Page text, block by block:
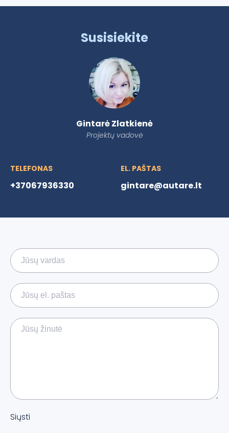
Susisiekite
Gintarė Zlatkienė
Projektų vadovė
TELEFONAS
+37067936330
EL. PAŠTAS
gintare@autare.lt
Siųsti